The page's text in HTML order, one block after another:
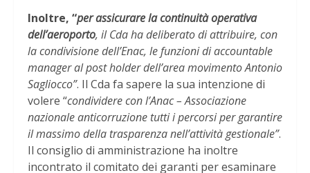
Inoltre, “per assicurare la continuità operativa
dell’aeroporto, il Cda ha deliberato di attribuire, con
la condivisione dell’Enac, le funzioni di accountable
manager al post holder dell’area movimento Antonio
Sagliocco”. Il Cda fa sapere la sua intenzione di
volere “condividere con l’Anac – Associazione
nazionale anticorruzione tutti i percorsi per garantire
il massimo della trasparenza nell’attività gestionale”.
Il consiglio di amministrazione ha inoltre
incontrato il comitato dei garanti per esaminare